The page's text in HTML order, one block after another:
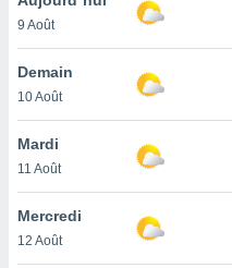
et
»,
au
vous
qu'ils
ou
9 Août
Demain
10 Août
Mardi
11 Août
Mercredi
12 Août